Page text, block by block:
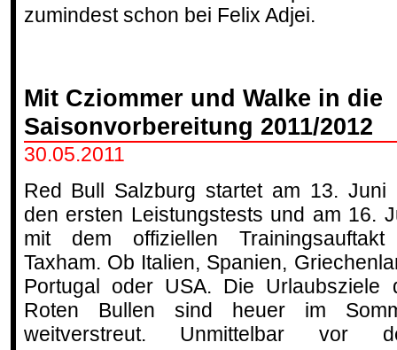
zumindest schon bei Felix Adjei.
Mit Cziommer und Walke in die
Saisonvorbereitung 2011/2012
30.05.2011
Red Bull Salzburg startet am 13. Juni
den ersten Leistungstests und am 16.
mit dem offiziellen
Taxham. Ob Italien, Spanien,
Portugal oder USA. Die Urlaubsziele
Roten Bullen sind heuer im
weitverstreut. Unmittelbar vor